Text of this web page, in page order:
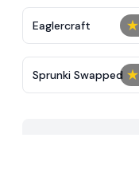
★
Eaglercraft
★
Sprunki Swapped